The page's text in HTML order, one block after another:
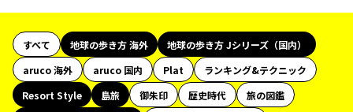
すべて 地球の歩き方 海外
地球の歩き方 Jシリーズ（国内）
aruco 海外
aruco 国内 Plat
ランキング&テクニック
Resort Style
島旅 御朱印 歴史時代
旅の図鑑